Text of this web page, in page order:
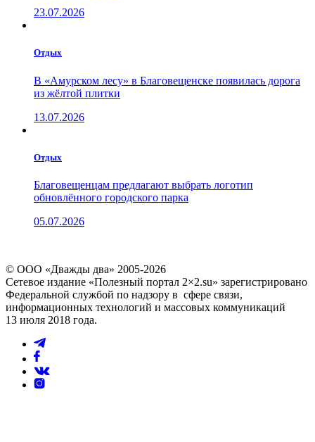
23.07.2026
Отдых
В «Амурском лесу» в Благовещенске появилась дорога
из жёлтой плитки
13.07.2026
Отдых
Благовещенцам предлагают выбрать логотип
обновлённого городского парка
05.07.2026
© ООО «Дважды два» 2005-2026
Сетевое издание «Полезный портал 2×2.su» зарегистрировано
Федеральной службой по надзору в сфере связи,
информационных технологий и массовых коммуникаций
13 июля 2018 года.